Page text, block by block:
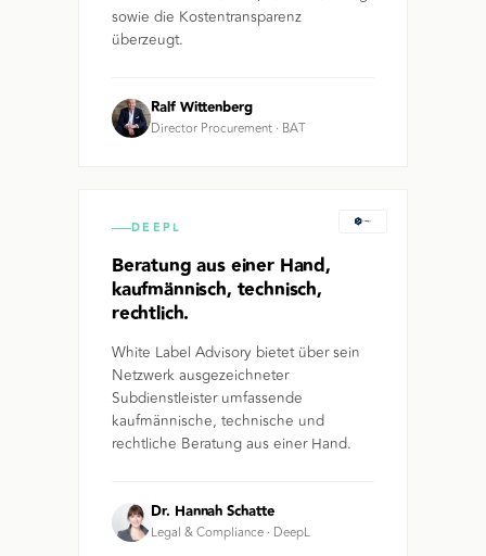
sowie die Kostentransparenz
überzeugt.
Ralf Wittenberg
Director Procurement · BAT
DEEPL
Beratung aus einer Hand,
kaufmännisch, technisch,
rechtlich.
White Label Advisory bietet über sein
Netzwerk ausgezeichneter
Subdienstleister umfassende
kaufmännische, technische und
rechtliche Beratung aus einer Hand.
Dr. Hannah Schatte
Legal & Compliance · DeepL